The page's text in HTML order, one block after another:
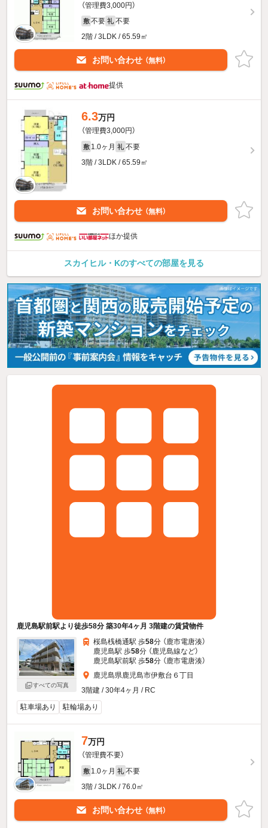
（管理費3,000円）
敷 不要 礼 不要
2階 / 3LDK / 65.59㎡
お問い合わせ （無料）
提供
6.3万円
（管理費3,000円）
敷 1.0ヶ月 礼 不要
3階 / 3LDK / 65.59㎡
お問い合わせ （無料）
ほか提供
スカイヒル・Kのすべての部屋を見る
鹿児島駅前駅より徒歩58分 築30年4ヶ月 3階建の賃貸物件
すべての写真
桜島桟橋通駅 歩58分 （鹿市電唐湊）
鹿児島駅 歩58分 （鹿児島線など）
鹿児島駅前駅 歩58分 （鹿市電唐湊）
鹿児島県鹿児島市伊敷台６丁目
3階建 / 30年4ヶ月 / RC
駐車場あり
駐輪場あり
7万円
（管理費不要）
敷 1.0ヶ月 礼 不要
3階 / 3LDK / 76.0㎡
お問い合わせ （無料）